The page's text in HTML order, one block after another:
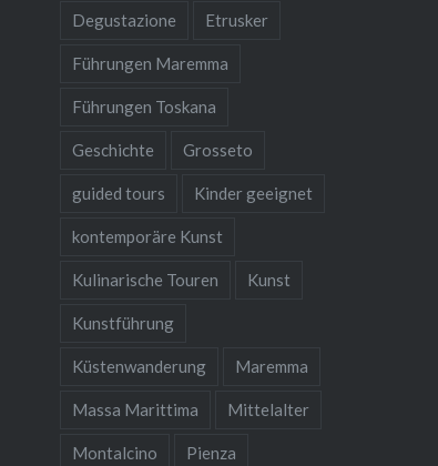
Zeugnisse der etruskischen
Städteplanung. Zu Recht wird
Degustazione Etrusker
Führungen Maremma
Führungen Toskana
Geschichte Grosseto
guided tours Kinder geeignet
kontemporäre Kunst
Kulinarische Touren Kunst
Kunstführung
Küstenwanderung Maremma
Massa Marittima Mittelalter
Montalcino Pienza